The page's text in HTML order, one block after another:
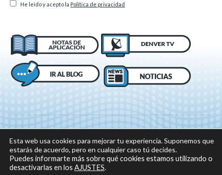
He leído y acepto la Política de privacidad
© 2018 DENVER, Todos los derechos reservados -
Esta web usa cookies para mejorar tu experiencia. Suponemos que
estarás de acuerdo, pero en cualquier caso tú decides.
Puedes informarte más sobre qué cookies estamos utilizando o
desactivarlas en los AJUSTES.